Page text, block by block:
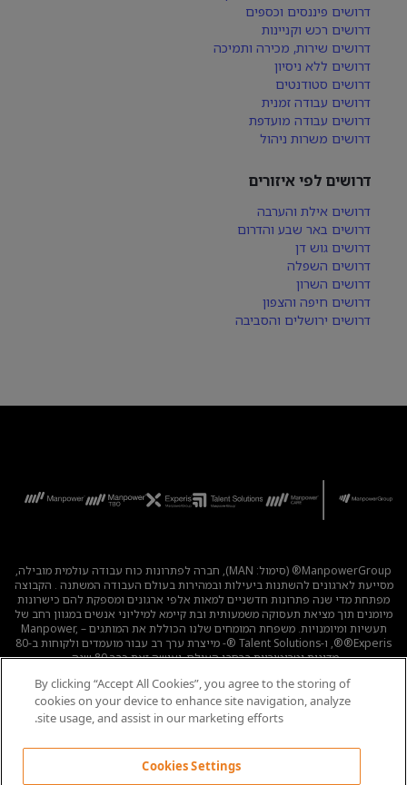
דרושים פיננסים וכספים
דרושים רכש וקניינות
דרושים שירות, מכירה ותמיכה
דרושים ללא ניסיון
דרושים סטודנטים
דרושים עבודה זמנית
דרושים עבודה מועדפת
דרושים משרות ניהול
דרושים לפי איזורים
דרושים אילת והערבה
דרושים באר שבע והדרום
דרושים גוש דן
דרושים השפלה
דרושים השרון
דרושים חיפה והצפון
דרושים ירושלים והסביבה
ManpowerGroup® (סימול: MAN), חברה לפתרונות כוח עבודה עולמית מובילה,
מסייעת לארגונים להשתנות ביעילות ובמהירות בעולם העבודה המשתנה . הקבוצה
מפתחת מדי שנה פתרונות חדשניים למאות אלפי ארגונים ומספקת להם כישרונות
מיומנים תוך מציאת תעסוקה משמעותית ובת קיימא למיליוני אנשים במגוון רחב של
תעשיות ומיומנויות. משפחת המומחים שלנו הכוללת את המותגים – Manpower,
®Experis®, ו-Talent Solutions ®- מייצרת ערך רב עבור מועמדים ולקוחות ב-80
מדינות וטריטוריות ברחבי העולם, ועושה זאת כבר 80 שנה.
לכל המשרות | מדיניות הפרטיות | תנאי השימוש | נגישות
קוד אתי
|
By clicking “Accept All Cookies”, you agree to the storing of
cookies on your device to enhance site navigation, analyze
site usage, and assist in our marketing efforts.
Cookies Settings